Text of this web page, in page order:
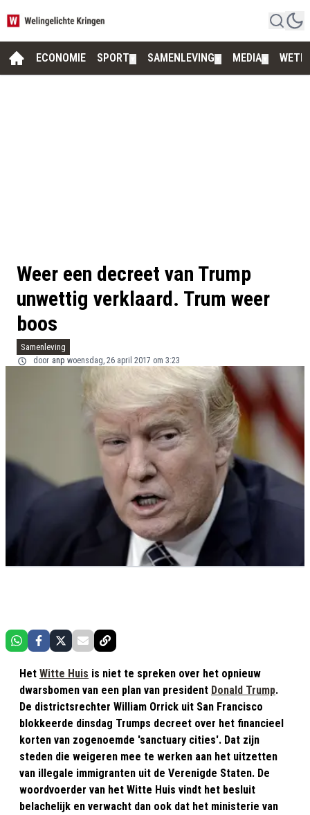
ECONOMIE SPORT SAMENLEVING MEDIA
Weer een decreet van Trump
unwettig verklaard. Trum weer
boos
Samenleving
door anp woensdag, 26 april 2017 om 3:23
Het Witte Huis is niet te spreken over het opnieuw
dwarsbomen van een plan van president Donald Trump.
De districtsrechter William Orrick uit San Francisco
blokkeerde dinsdag Trumps decreet over het financieel
korten van zogenoemde 'sanctuary cities'. Dat zijn
steden die weigeren mee te werken aan het uitzetten
van illegale immigranten uit de Verenigde Staten. De
woordvoerder van het Witte Huis vindt het besluit
belachelijk en verwacht dan ook dat het ministerie van